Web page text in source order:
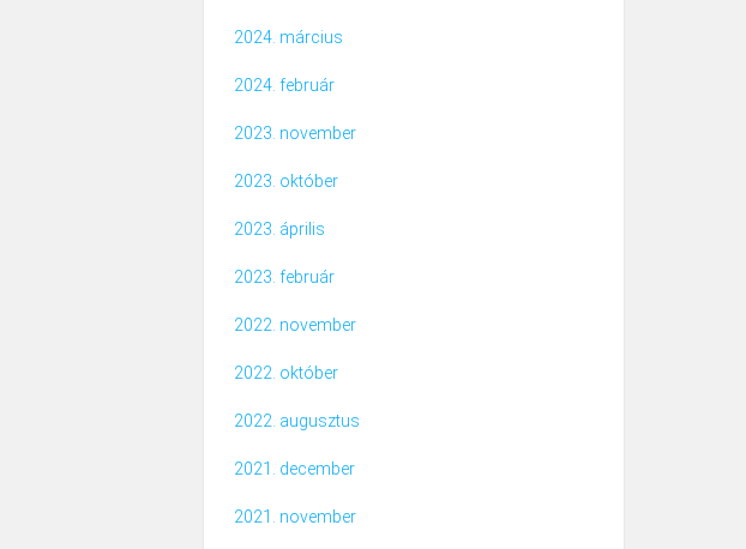
2024. március
2024. február
2023. november
2023. október
2023. április
2023. február
2022. november
2022. október
2022. augusztus
2021. december
2021. november